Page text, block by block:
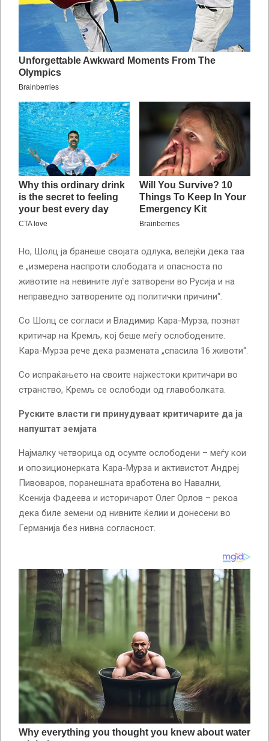
Но, Шолц ја бранеше својата одлука, велејќи дека таа
е „измерена наспроти слободата и опасноста по
животите на невините луѓе затворени во Русија и на
неправедно затворените од политички причини“.
Со Шолц се согласи и Владимир Кара-Мурза, познат
критичар на Кремљ, кој беше меѓу ослободените.
Кара-Мурза рече дека размената „спасила 16 животи“.
Со испраќањето на своите најжестоки критичари во
странство, Кремљ се ослободи од главоболката.
Руските власти ги принудуваат критичарите да ја
напуштат земјата
Најмалку четворица од осумте ослободени – меѓу кои
и опозиционерката Кара-Мурза и активистот Андреј
Пивоваров, поранешната вработена во Навални,
Ксенија Фадеева и историчарот Олег Орлов – рекоа
дека биле земени од нивните ќелии и донесени во
Германија без нивна согласност.